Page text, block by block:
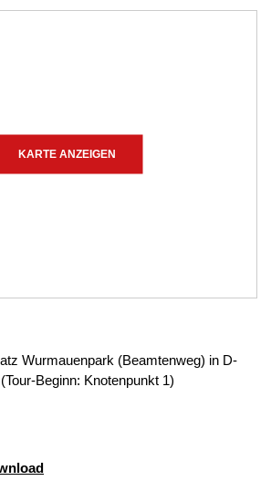
KARTE ANZEIGEN
Wurmauenpark (Beamtenweg) in D-
Beginn: Knotenpunkt 1)